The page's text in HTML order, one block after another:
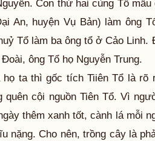
Con thứ hai cùng Tổ
An, huyện Vụ Bản) làm ông
Tổ làm ba ông tổ ở Cảo Linh.
ông Tổ họ Nguyễn Trung.
ta thì gốc tích Tiiên Tổ là rõ
cội nguồn Tiên Tổ. Vì
thêm xanh tốt, cành lá mỗi
nặng. Cho nên, trồng cây là